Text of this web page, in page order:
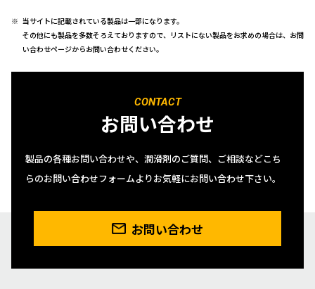
当サイトに記載されている製品は一部になります。
その他にも製品を多数そろえておりますので、リストにない製品をお求めの場合は、お問
い合わせページからお問い合わせください。
CONTACT
お問い合わせ
製品の各種お問い合わせや、潤滑剤のご質問、ご相談などこち
らのお問い合わせフォームよりお気軽にお問い合わせ下さい。
お問い合わせ